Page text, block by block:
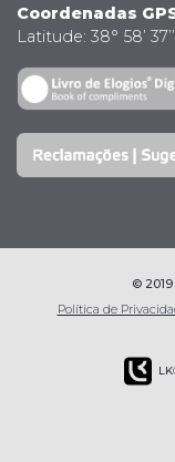
Coordenadas
Latitude: 38° 58’ 37’’
©
Política de
LK